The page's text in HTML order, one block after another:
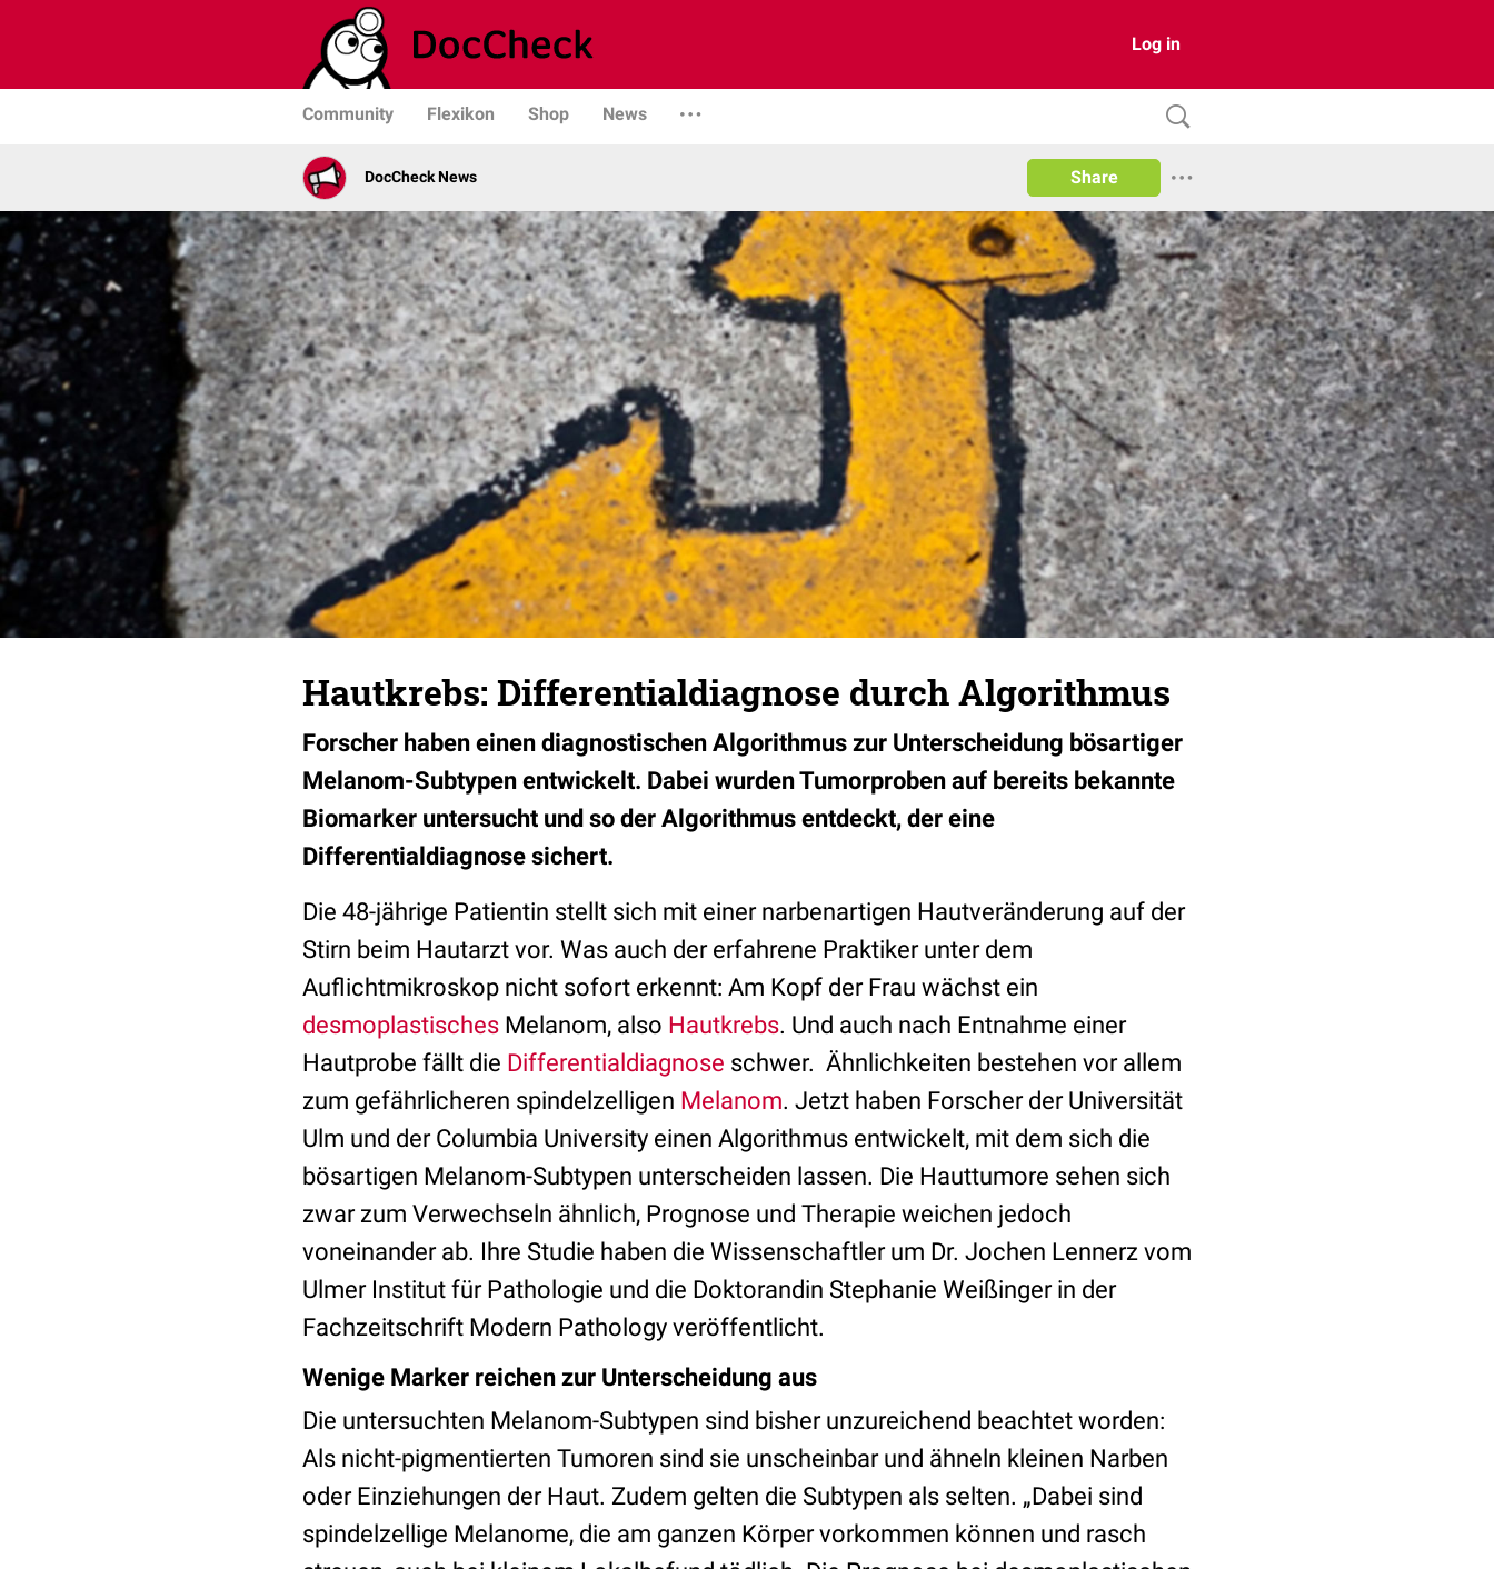
Log in
Community Flexikon Shop News
DocCheck News Share
Hautkrebs: Differentialdiagnose durch Algorithmus
Forscher haben einen diagnostischen Algorithmus zur Unterscheidung bösartiger
Melanom-Subtypen entwickelt. Dabei wurden Tumorproben auf bereits bekannte
Biomarker untersucht und so der Algorithmus entdeckt, der eine
Differentialdiagnose sichert.
Die 48-jährige Patientin stellt sich mit einer narbenartigen Hautveränderung auf der
Stirn beim Hautarzt vor. Was auch der erfahrene Praktiker unter dem
Auflichtmikroskop nicht sofort erkennt: Am Kopf der Frau wächst ein
desmoplastisches Melanom, also Hautkrebs. Und auch nach Entnahme einer
Hautprobe fällt die Differentialdiagnose schwer. Ähnlichkeiten bestehen vor allem
zum gefährlicheren spindelzelligen Melanom. Jetzt haben Forscher der Universität
Ulm und der Columbia University einen Algorithmus entwickelt, mit dem sich die
bösartigen Melanom-Subtypen unterscheiden lassen. Die Hauttumore sehen sich
zwar zum Verwechseln ähnlich, Prognose und Therapie weichen jedoch
voneinander ab. Ihre Studie haben die Wissenschaftler um Dr. Jochen Lennerz vom
Ulmer Institut für Pathologie und die Doktorandin Stephanie Weißinger in der
Fachzeitschrift Modern Pathology veröffentlicht.
Wenige Marker reichen zur Unterscheidung aus
Die untersuchten Melanom-Subtypen sind bisher unzureichend beachtet worden:
Als nicht-pigmentierten Tumoren sind sie unscheinbar und ähneln kleinen Narben
oder Einziehungen der Haut. Zudem gelten die Subtypen als selten. „Dabei sind
spindelzellige Melanome, die am ganzen Körper vorkommen können und rasch